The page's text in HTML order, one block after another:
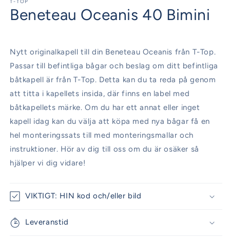
1
i
modalfönster
T-TOP
Beneteau Oceanis 40 Bimini
Nytt originalkapell till din Beneteau Oceanis från T-Top.
Passar till befintliga bågar och beslag om ditt befintliga
båtkapell är från T-Top. Detta kan du ta reda på genom
att titta i kapellets insida, där finns en label med
båtkapellets märke. Om du har ett annat eller inget
kapell idag kan du välja att köpa med nya bågar få en
hel monteringssats till med monteringsmallar och
instruktioner. Hör av dig till oss om du är osäker så
hjälper vi dig vidare!
VIKTIGT: HIN kod och/eller bild
Leveranstid